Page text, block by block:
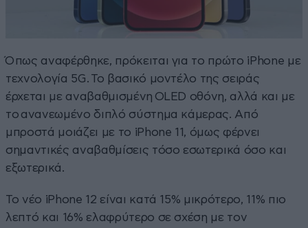
Όπως αναφέρθηκε, πρόκειται για το πρώτο iPhone με
τεχνολογία 5G. Το βασικό μοντέλο της σειράς
έρχεται με αναβαθμισμένη OLED οθόνη, αλλά και με
το ανανεωμένο διπλό σύστημα κάμερας. Από
μπροστά μοιάζει με το iPhone 11, όμως φέρνει
σημαντικές αναβαθμίσεις τόσο εσωτερικά όσο και
εξωτερικά.
Το νέο iPhone 12 είναι κατά 15% μικρότερο, 11% πιο
λεπτό και 16% ελαφρύτερο σε σχέση με τον